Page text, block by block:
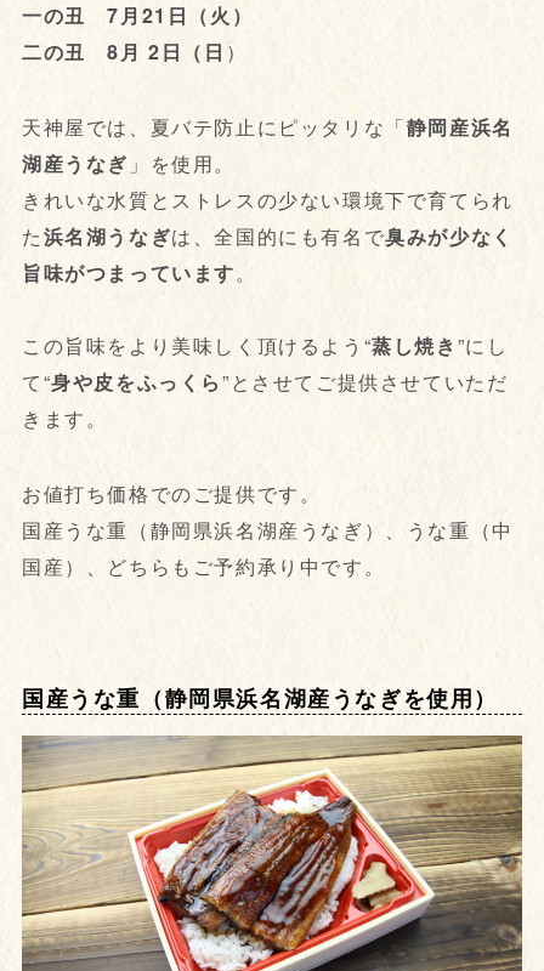
一の丑 7月21日（火）
二の丑 8月 2日（日 ）
天神屋では、夏バテ防止にピッタリな「静岡産浜名
湖産うなぎ 」を使用。
きれいな水質とストレスの少ない環境下で育てられ
た浜名湖うなぎは、全国的にも有名で臭みが少なく
旨味がつまっています。
この旨味をより美味しく頂けるよう“蒸し焼き”にし
て“身や皮をふっくら”とさせてご提供させていただ
きます。
お値打ち価格でのご提供です。
国産うな重（静岡県浜名湖産うなぎ）、うな重（中
国産）、どちらもご予約承り中です。
国産うな重（静岡県浜名湖産うなぎを使用）